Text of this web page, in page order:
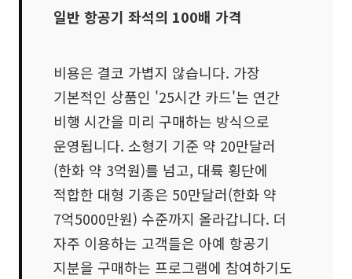
일반 항공기 좌석의 100배 가격
비용은 결코 가볍지 않습니다. 가장
기본적인 상품인 '25시간 카드'는 연간
비행 시간을 미리 구매하는 방식으로
운영됩니다. 소형기 기준 약 20만달러
(한화 약 3억원)를 넘고, 대륙 횡단에
적합한 대형 기종은 50만달러(한화 약
7억5000만원) 수준까지 올라갑니다. 더
자주 이용하는 고객들은 아예 항공기
지분을 구매하는 프로그램에 참여하기도